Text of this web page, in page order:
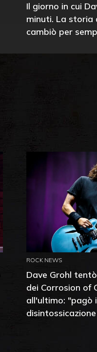
Il giorno in cui
minuti. La storia
cambiò per
ROCK NEWS
Dave Grohl
dei Corrosion of
all'ultimo: "pagò